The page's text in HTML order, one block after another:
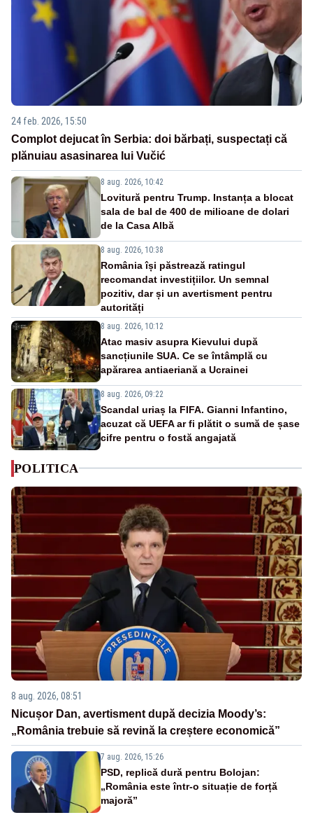
24 feb. 2026, 15:50
Complot dejucat în Serbia: doi bărbați, suspectați că
plănuiau asasinarea lui Vučić
8 aug. 2026, 10:42
Lovitură pentru Trump. Instanța a blocat
sala de bal de 400 de milioane de dolari
de la Casa Albă
8 aug. 2026, 10:38
România își păstrează ratingul
recomandat investițiilor. Un semnal
pozitiv, dar și un avertisment pentru
autorități
8 aug. 2026, 10:12
Atac masiv asupra Kievului după
sancțiunile SUA. Ce se întâmplă cu
apărarea antiaeriană a Ucrainei
8 aug. 2026, 09:22
Scandal uriaș la FIFA. Gianni Infantino,
acuzat că UEFA ar fi plătit o sumă de șase
cifre pentru o fostă angajată
POLITICA
8 aug. 2026, 08:51
Nicușor Dan, avertisment după decizia Moody’s:
„România trebuie să revină la creștere economică”
7 aug. 2026, 15:26
PSD, replică dură pentru Bolojan:
„România este într-o situație de forță
majoră”